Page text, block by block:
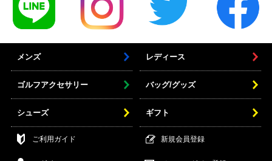
メンズ レディース
ゴルフアクセサリー バッグ/グッズ
シューズ ギフト
ご利用ガイド 新規会員登録